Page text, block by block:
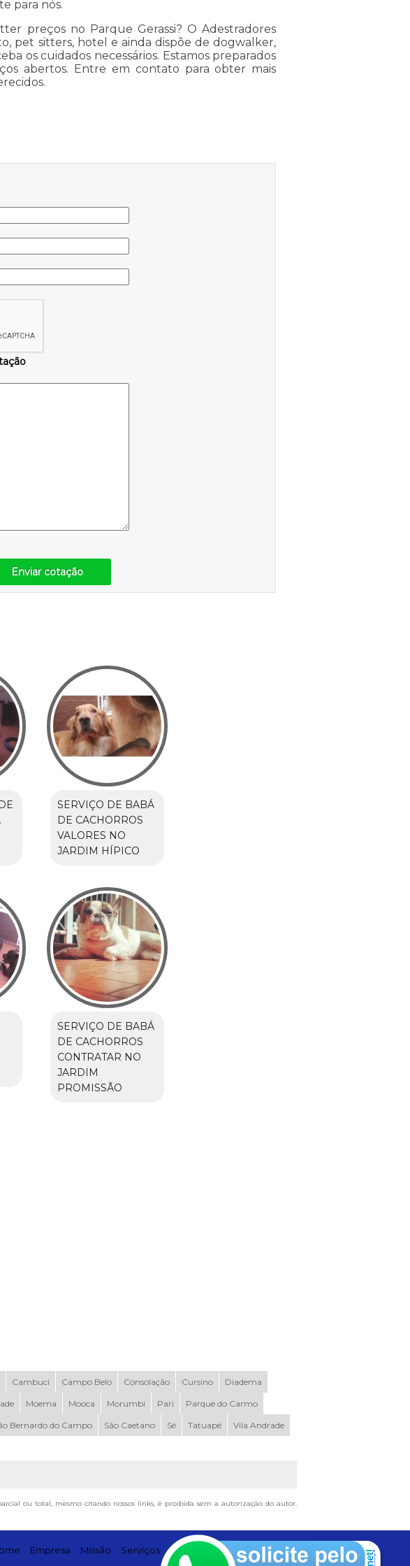
para nós.
preços no Parque Gerassi? O Adestradores
pet sitters, hotel e ainda dispõe de dogwalker,
os cuidados necessários. Estamos preparados
abertos. Entre em contato para obter mais
Enviar cotação
SERVIÇO DE BABÁ
DE CACHORROS
VALORES NO
JARDIM HÍPICO
SERVIÇO DE BABÁ
DE CACHORROS
CONTRATAR NO
JARDIM
PROMISSÃO
Cambuci Campo Belo Consolação Cursino Diadema
Moema Mooca Morumbi Pari Parque do Carmo
Bernardo do Campo São Caetano Sé Tatuapé Vila Andrade
ou total, mesmo citando nossos links, é proibida sem a autorização do autor.
Empresa Missão Serviços Contato Mapa do site